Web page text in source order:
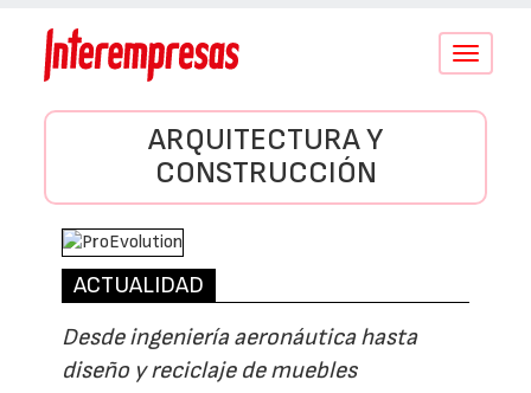
Conmutar
ARQUITECTURA Y
CONSTRUCCIÓN
ACTUALIDAD
Desde ingeniería aeronáutica hasta
diseño y reciclaje de muebles